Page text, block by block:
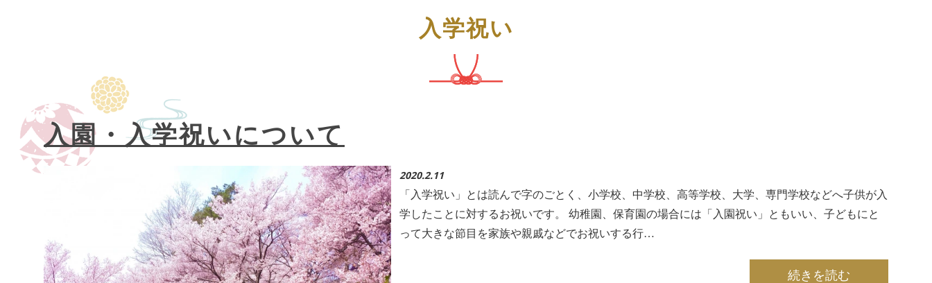
入学祝い
入園・入学祝いについて
2020.2.11
「入学祝い」とは読んで字のごとく、小学校、中学校、高等学校、大学、専門学校などへ子供が入
学したことに対するお祝いです。 幼稚園、保育園の場合には「入園祝い」ともいい、子どもにと
って大きな節目を家族や親戚などでお祝いする行…
続きを読む